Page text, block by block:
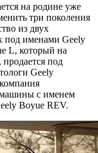
на родине уже
три поколения
из двух
под именами Geely
L, который на
под
Geely
машины с именем
Boyue REV.